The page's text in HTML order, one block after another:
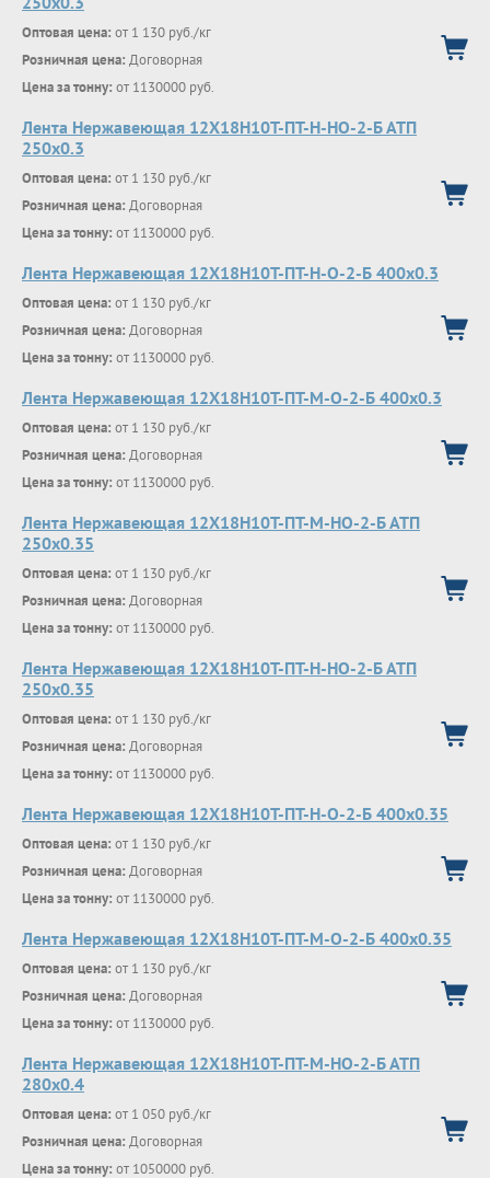
Оптовая цена: от 1 130 руб./кг
Розничная цена: Договорная
Цена за тонну: от 1130000 руб.
Лента Нержавеющая 12Х18Н10Т-ПТ-Н-НО-2-Б АТП
250х0.3
Оптовая цена: от 1 130 руб./кг
Розничная цена: Договорная
Цена за тонну: от 1130000 руб.
Лента Нержавеющая 12Х18Н10Т-ПТ-Н-О-2-Б 400х0.3
Оптовая цена: от 1 130 руб./кг
Розничная цена: Договорная
Цена за тонну: от 1130000 руб.
Лента Нержавеющая 12Х18Н10Т-ПТ-М-О-2-Б 400х0.3
Оптовая цена: от 1 130 руб./кг
Розничная цена: Договорная
Цена за тонну: от 1130000 руб.
Лента Нержавеющая 12Х18Н10Т-ПТ-М-НО-2-Б АТП
250х0.35
Оптовая цена: от 1 130 руб./кг
Розничная цена: Договорная
Цена за тонну: от 1130000 руб.
Лента Нержавеющая 12Х18Н10Т-ПТ-Н-НО-2-Б АТП
250х0.35
Оптовая цена: от 1 130 руб./кг
Розничная цена: Договорная
Цена за тонну: от 1130000 руб.
Лента Нержавеющая 12Х18Н10Т-ПТ-Н-О-2-Б 400х0.35
Оптовая цена: от 1 130 руб./кг
Розничная цена: Договорная
Цена за тонну: от 1130000 руб.
Лента Нержавеющая 12Х18Н10Т-ПТ-М-О-2-Б 400х0.35
Оптовая цена: от 1 130 руб./кг
Розничная цена: Договорная
Цена за тонну: от 1130000 руб.
Лента Нержавеющая 12Х18Н10Т-ПТ-М-НО-2-Б АТП
280х0.4
Оптовая цена: от 1 050 руб./кг
Розничная цена: Договорная
Цена за тонну: от 1050000 руб.